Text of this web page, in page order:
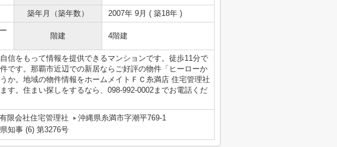
築年月（築年数） 2007年 9月 ( 築18年 )
階建 4階建
信をもって情報を提供できるマンションです。徒歩11分で
です。那覇市近辺での新居ならご好評の物件「ヒーローか
か。地域の物件情報をホームメイトＦＣ糸満店 住宅管理社
す。住まい探しをするなら、098-992-0002までお電話くだ
限会社住宅管理社
沖縄県糸満市字潮平769-1
知事 (6) 第3276号